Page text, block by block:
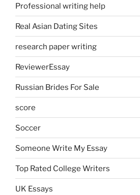
Professional writing help
Real Asian Dating Sites
research paper writing
ReviewerEssay
Russian Brides For Sale
score
Soccer
Someone Write My Essay
Top Rated College Writers
UK Essays